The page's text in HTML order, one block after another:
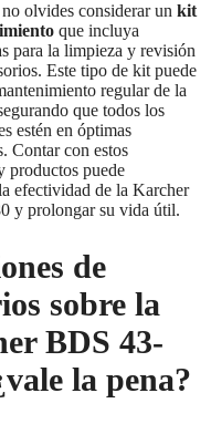
olvides considerar un kit
que incluya
para la limpieza y revisión
Este tipo de kit puede
regular de la
que todos los
estén en óptimas
Contar con estos
productos puede
efectividad de la Karcher
y prolongar su vida útil.
de
sobre la
BDS 43-
la pena?